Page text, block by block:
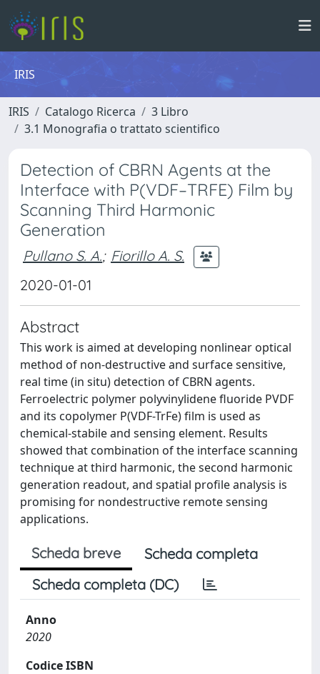
IRIS
IRIS Catalogo Ricerca
3 Libro
3.1 Monografia o trattato scientifico
Detection of CBRN Agents at the
Interface with P(VDF–TRFE) Film by
Scanning Third Harmonic
Generation
Pullano S. A.; Fiorillo A. S.
2020-01-01
Abstract
This work is aimed at developing nonlinear optical
method of non-destructive and surface sensitive,
real time (in situ) detection of CBRN agents.
Ferroelectric polymer polyvinylidene fluoride PVDF
and its copolymer P(VDF-TrFe) film is used as
chemical-stabile and sensing element. Results
showed that combination of the interface scanning
technique at third harmonic, the second harmonic
generation readout, and spatial profile analysis is
promising for nondestructive remote sensing
applications.
Scheda breve
Scheda completa
Scheda completa (DC)
Anno
2020
Codice ISBN